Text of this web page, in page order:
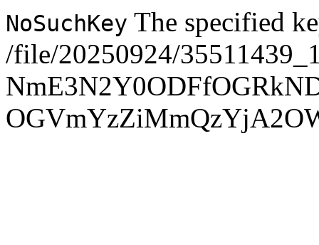
NoSuchKey The specified
/file/20250924/